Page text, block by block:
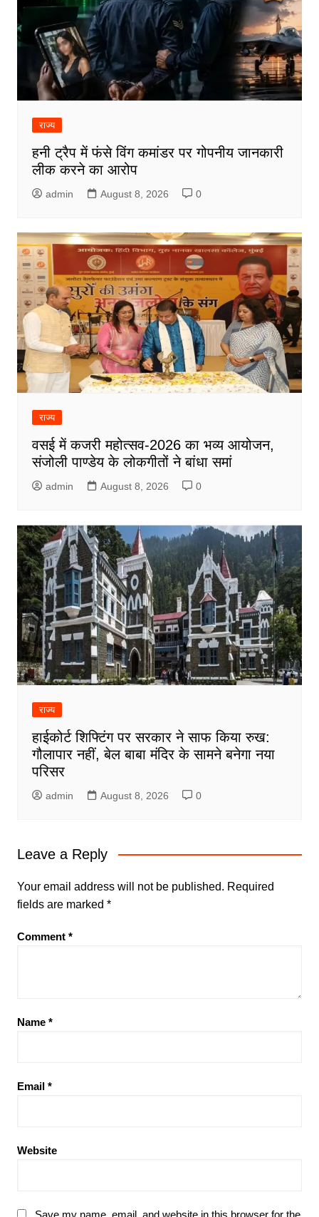
राज्य
हनी ट्रैप में फंसे विंग कमांडर पर गोपनीय जानकारी
लीक करने का आरोप
admin August 8, 2026 0
राज्य
वसई में कजरी महोत्सव-2026 का भव्य आयोजन,
संजोली पाण्डेय के लोकगीतों ने बांधा समां
admin August 8, 2026 0
राज्य
हाईकोर्ट शिफ्टिंग पर सरकार ने साफ किया रुख:
गौलापार नहीं, बेल बाबा मंदिर के सामने बनेगा नया
परिसर
admin August 8, 2026 0
Leave a Reply
Your email address will not be published. Required
fields are marked *
Comment *
Name *
Email *
Website
Save my name, email, and website in this browser for the